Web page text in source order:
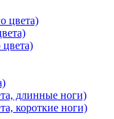
цвета)
длинные ноги)
короткие ноги)